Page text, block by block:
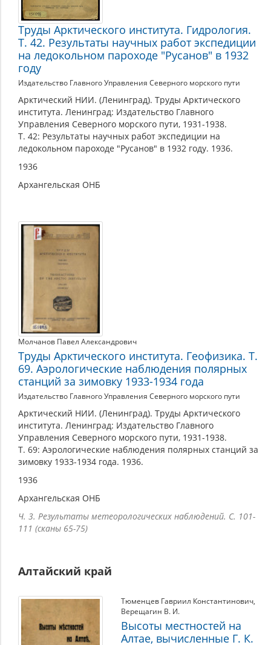
Труды Арктического института. Гидрология.
Т. 42. Результаты научных работ экспедиции
на ледокольном пароходе "Русанов" в 1932
году
Издательство Главного Управления Северного морского пути
Арктический НИИ. (Ленинград). Труды Арктического
института. Ленинград: Издательство Главного
Управления Северного морского пути, 1931-1938.
Т. 42: Результаты научных работ экспедиции на
ледокольном пароходе "Русанов" в 1932 году. 1936.
1936
Архангельская ОНБ
Молчанов Павел Александрович
Труды Арктического института. Геофизика. Т.
69. Аэрологические наблюдения полярных
станций за зимовку 1933-1934 года
Издательство Главного Управления Северного морского пути
Арктический НИИ. (Ленинград). Труды Арктического
института. Ленинград: Издательство Главного
Управления Северного морского пути, 1931-1938.
Т. 69: Аэрологические наблюдения полярных станций за
зимовку 1933-1934 года. 1936.
1936
Архангельская ОНБ
Ч. 3. Результаты метеорологических наблюдений. С. 101-
111 (сканы 65-75)
Алтайский край
Тюменцев Гавриил Константинович,
Верещагин В. И.
Высоты местностей на
Алтае, вычисленные Г. К.